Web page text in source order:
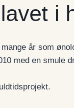
i
år som
med en smule